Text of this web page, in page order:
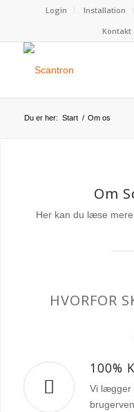
Login Installation
Kontakt
Du er her: Start / Om os
Om
Her kan du læse
HVORFOR
100%
Vi lægger